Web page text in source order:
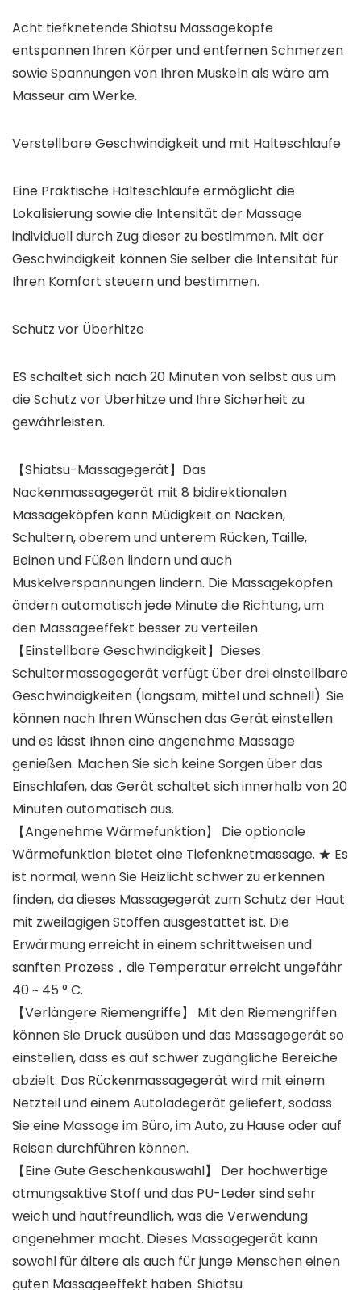
Acht tiefknetende Shiatsu Massageköpfe
entspannen Ihren Körper und entfernen Schmerzen
sowie Spannungen von Ihren Muskeln als wäre am
Masseur am Werke.
Verstellbare Geschwindigkeit und mit Halteschlaufe
Eine Praktische Halteschlaufe ermöglicht die
Lokalisierung sowie die Intensität der Massage
individuell durch Zug dieser zu bestimmen. Mit der
Geschwindigkeit können Sie selber die Intensität für
Ihren Komfort steuern und bestimmen.
Schutz vor Überhitze
ES schaltet sich nach 20 Minuten von selbst aus um
die Schutz vor Überhitze und Ihre Sicherheit zu
gewährleisten.
【Shiatsu-Massagegerät】Das
Nackenmassagegerät mit 8 bidirektionalen
Massageköpfen kann Müdigkeit an Nacken,
Schultern, oberem und unterem Rücken, Taille,
Beinen und Füßen lindern und auch
Muskelverspannungen lindern. Die Massageköpfen
ändern automatisch jede Minute die Richtung, um
den Massageeffekt besser zu verteilen.
【Einstellbare Geschwindigkeit】Dieses
Schultermassagegerät verfügt über drei einstellbare
Geschwindigkeiten (langsam, mittel und schnell). Sie
können nach Ihren Wünschen das Gerät einstellen
und es lässt Ihnen eine angenehme Massage
genießen. Machen Sie sich keine Sorgen über das
Einschlafen, das Gerät schaltet sich innerhalb von 20
Minuten automatisch aus.
【Angenehme Wärmefunktion】 Die optionale
Wärmefunktion bietet eine Tiefenknetmassage. ★ Es
ist normal, wenn Sie Heizlicht schwer zu erkennen
finden, da dieses Massagegerät zum Schutz der Haut
mit zweilagigen Stoffen ausgestattet ist. Die
Erwärmung erreicht in einem schrittweisen und
sanften Prozess，die Temperatur erreicht ungefähr
40 ~ 45 ° C.
【Verlängere Riemengriffe】 Mit den Riemengriffen
können Sie Druck ausüben und das Massagegerät so
einstellen, dass es auf schwer zugängliche Bereiche
abzielt. Das Rückenmassagegerät wird mit einem
Netzteil und einem Autoladegerät geliefert, sodass
Sie eine Massage im Büro, im Auto, zu Hause oder auf
Reisen durchführen können.
【Eine Gute Geschenkauswahl】 Der hochwertige
atmungsaktive Stoff und das PU-Leder sind sehr
weich und hautfreundlich, was die Verwendung
angenehmer macht. Dieses Massagegerät kann
sowohl für ältere als auch für junge Menschen einen
guten Massageeffekt haben. Shiatsu